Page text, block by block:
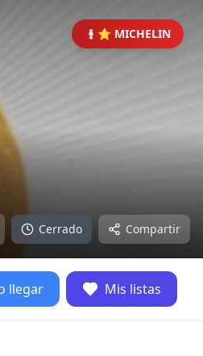
⭐ MICHELIN
Cerrado Compartir
llegar Mis listas